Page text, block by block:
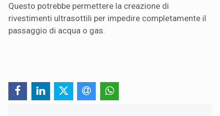
Questo potrebbe permettere la creazione di
rivestimenti ultrasottili per impedire completamente il
passaggio di acqua o gas.